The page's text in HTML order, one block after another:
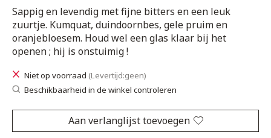
Sappig en levendig met fijne bitters en een leuk
zuurtje. Kumquat, duindoornbes, gele pruim en
oranjebloesem. Houd wel een glas klaar bij het
openen ; hij is onstuimig !
Niet op voorraad (Levertijd:geen)
Beschikbaarheid in de winkel controleren
Aan verlanglijst toevoegen